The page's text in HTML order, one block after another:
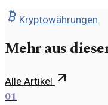
Kryptowährungen
Mehr aus
Alle Artikel
01